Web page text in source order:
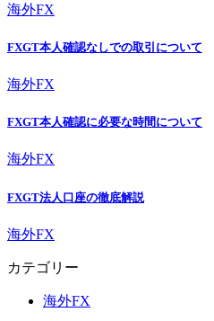
海外FX
FXGT本人確認なしでの取引について
海外FX
FXGT本人確認に必要な時間について
海外FX
FXGT法人口座の徹底解説
海外FX
カテゴリー
海外FX